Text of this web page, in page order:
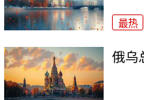
最热
俄乌